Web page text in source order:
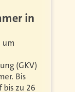
in
um
(GKV)
Bis
bis zu 26